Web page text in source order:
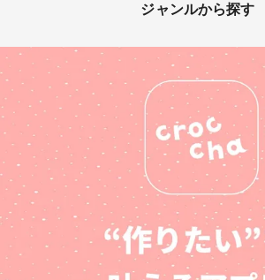
ジャンルから探す